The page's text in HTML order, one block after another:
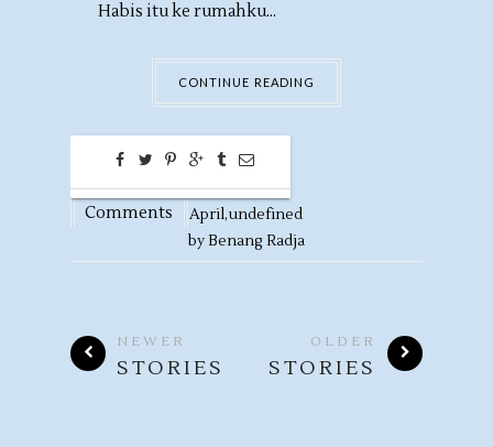
Habis itu ke rumahku...
CONTINUE READING
0
Comments
18
April,undefined
byBenang Radja
NEWER
STORIES
OLDER
STORIES